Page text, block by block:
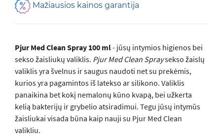
Mažiausios kainos garantija
Pjur Med Clean Spray 100 ml- jūsų intymios higienos bei
sekso žaisliukų valiklis. Pjur Med Clean Spraysekso žaislų
valiklis yra švelnus ir saugus naudoti net su prekėmis,
kurios yra pagamintos iš latekso ar silikono. Valiklis
panaikina bet kokį nemalonų kūno kvapą, bei užkerta
kelią bakterijų ir grybelio atsiradimui. Tegu jūsų intymūs
žaisliukai visada būna kaip nauji su Pjur Med Clean
valikliu.